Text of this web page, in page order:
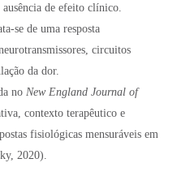
de efeito clínico.
se de uma resposta
circuitos
da dor.
no New England Journal of
contexto terapêutico e
fisiológicas mensuráveis em
2020).